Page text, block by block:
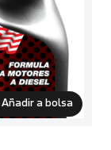
Añadir a bolsa